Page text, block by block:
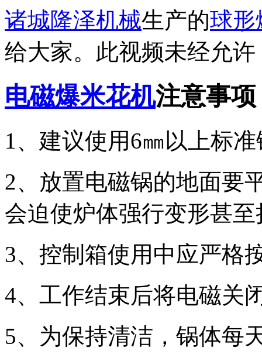
诸城隆泽机械生产的球形
给大家。此视频未经允
电磁爆米花机注意事项
1、建议使用6㎜以上标
2、放置电磁锅的地面要
会迫使炉体强行变形甚至
3、控制箱使用中应严格
4、工作结束后将电磁关
5、为保持清洁，锅体每